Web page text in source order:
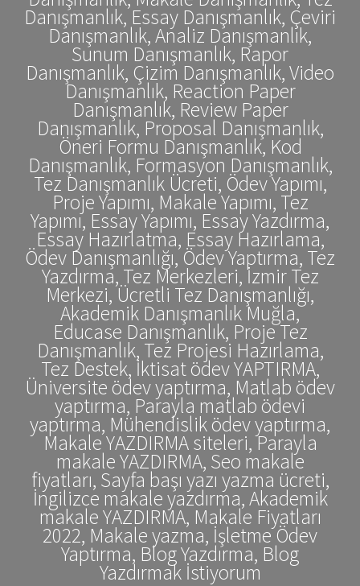
Danışmanlık, Essay Danışmanlık, Çeviri
Danışmanlık, Analiz Danışmanlık,
Sunum Danışmanlık, Rapor
Danışmanlık, Çizim Danışmanlık, Video
Danışmanlık, Reaction Paper
Danışmanlık, Review Paper
Danışmanlık, Proposal Danışmanlık,
Öneri Formu Danışmanlık, Kod
Danışmanlık, Formasyon Danışmanlık,
Tez Danışmanlık Ücreti, Ödev Yapımı,
Proje Yapımı, Makale Yapımı, Tez
Yapımı, Essay Yapımı, Essay Yazdırma,
Essay Hazırlatma, Essay Hazırlama,
Ödev Danışmanlığı, Ödev Yaptırma, Tez
Yazdırma, Tez Merkezleri, İzmir Tez
Merkezi, Ücretli Tez Danışmanlığı,
Akademik Danışmanlık Muğla,
Educase Danışmanlık, Proje Tez
Danışmanlık, Tez Projesi Hazırlama,
Tez Destek, İktisat ödev YAPTIRMA,
Üniversite ödev yaptırma, Matlab ödev
yaptırma, Parayla matlab ödevi
yaptırma, Mühendislik ödev yaptırma,
Makale YAZDIRMA siteleri, Parayla
makale YAZDIRMA, Seo makale
fiyatları, Sayfa başı yazı yazma ücreti,
İngilizce makale yazdırma, Akademik
makale YAZDIRMA, Makale Fiyatları
2022, Makale yazma, İşletme Ödev
Yaptırma, Blog Yazdırma, Blog
Yazdırmak İstiyorum